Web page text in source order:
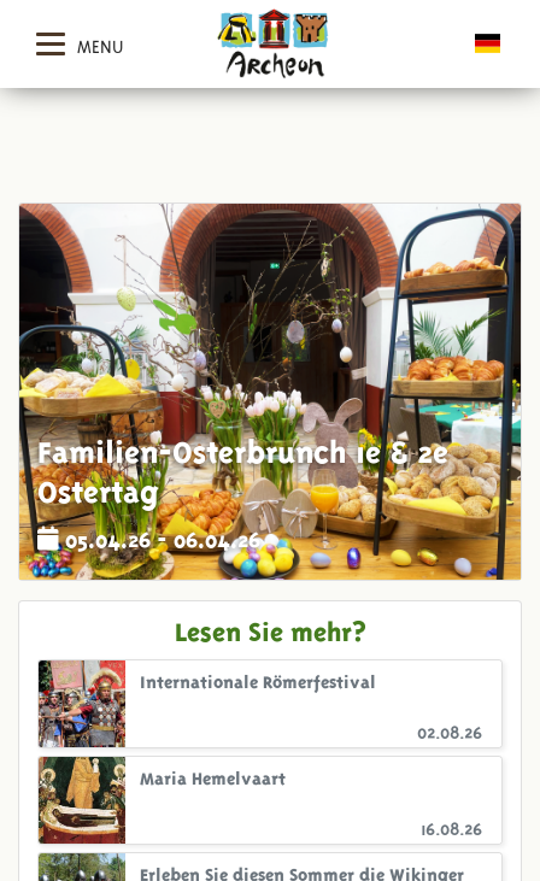
MENU
Familien-Osterbrunch 1e & 2e
Ostertag
05.04.26 - 06.04.26
Lesen Sie mehr?
02.08.26
Internationale Römerfestival
16.08.26
Maria Hemelvaart
Erleben Sie diesen Sommer die Wikinger